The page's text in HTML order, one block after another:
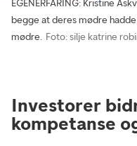
EGENERFARING: Kristine
begge at deres mødre
mødre. Foto: silje katrine
Investorer
kompetanse